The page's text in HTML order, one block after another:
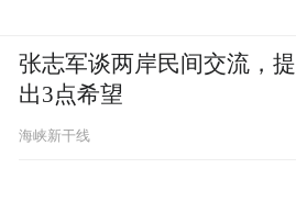
张志军谈两岸民间交流，提
出3点希望
海峡新干线